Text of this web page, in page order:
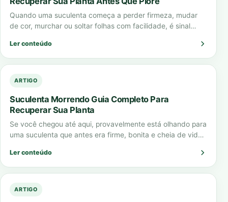
Quando uma suculenta começa a perder firmeza, mudar
de cor, murchar ou soltar folhas com facilidade, é sinal
Ler conteúdo
ARTIGO
Suculenta Morrendo Guia Completo Para
Recuperar Sua Planta
Se você chegou até aqui, provavelmente está olhando para
uma suculenta que antes era firme, bonita e cheia de vida,
Ler conteúdo
ARTIGO